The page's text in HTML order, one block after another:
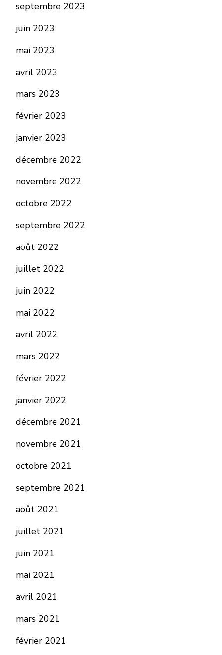
septembre 2023
juin 2023
mai 2023
avril 2023
mars 2023
février 2023
janvier 2023
décembre 2022
novembre 2022
octobre 2022
septembre 2022
août 2022
juillet 2022
juin 2022
mai 2022
avril 2022
mars 2022
février 2022
janvier 2022
décembre 2021
novembre 2021
octobre 2021
septembre 2021
août 2021
juillet 2021
juin 2021
mai 2021
avril 2021
mars 2021
février 2021